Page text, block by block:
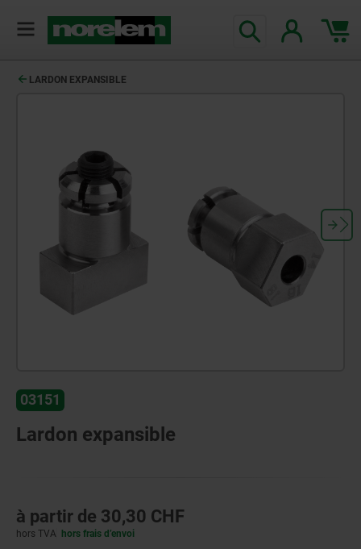
LARDON EXPANSIBLE
03151
Lardon expansible
à partir de 30,30 CHF
hors TVA hors frais d’envoi